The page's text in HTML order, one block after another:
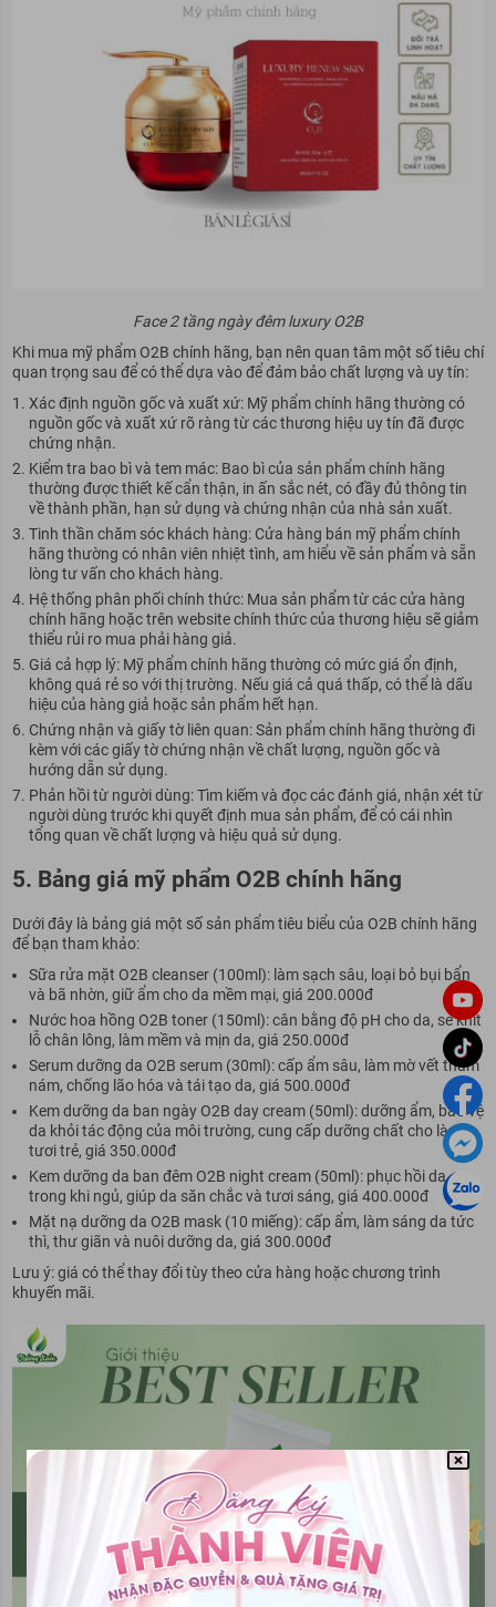
Face 2 tầng ngày đêm luxury O2B
Khi mua mỹ phẩm O2B chính hãng, bạn nên quan tâm một số tiêu chí
quan trọng sau để có thể dựa vào để đảm bảo chất lượng và uy tín:
Xác định nguồn gốc và xuất xứ: Mỹ phẩm chính hãng thường có
nguồn gốc và xuất xứ rõ ràng từ các thương hiệu uy tín đã được
chứng nhận.
Kiểm tra bao bì và tem mác: Bao bì của sản phẩm chính hãng
thường được thiết kế cẩn thận, in ấn sắc nét, có đầy đủ thông tin
về thành phần, hạn sử dụng và chứng nhận của nhà sản xuất.
Tinh thần chăm sóc khách hàng: Cửa hàng bán mỹ phẩm chính
hãng thường có nhân viên nhiệt tình, am hiểu về sản phẩm và sẵn
lòng tư vấn cho khách hàng.
Hệ thống phân phối chính thức: Mua sản phẩm từ các cửa hàng
chính hãng hoặc trên website chính thức của thương hiệu sẽ giảm
thiểu rủi ro mua phải hàng giả.
Giá cả hợp lý: Mỹ phẩm chính hãng thường có mức giá ổn định,
không quá rẻ so với thị trường. Nếu giá cả quá thấp, có thể là dấu
hiệu của hàng giả hoặc sản phẩm hết hạn.
Chứng nhận và giấy tờ liên quan: Sản phẩm chính hãng thường đi
kèm với các giấy tờ chứng nhận về chất lượng, nguồn gốc và
hướng dẫn sử dụng.
Phản hồi từ người dùng: Tìm kiếm và đọc các đánh giá, nhận xét từ
người dùng trước khi quyết định mua sản phẩm, để có cái nhìn
tổng quan về chất lượng và hiệu quả sử dụng.
5. Bảng giá mỹ phẩm O2B chính hãng
Dưới đây là bảng giá một số sản phẩm tiêu biểu của O2B chính hãng
để bạn tham khảo:
Sữa rửa mặt O2B cleanser (100ml): làm sạch sâu, loại bỏ bụi bẩn
và bã nhờn, giữ ẩm cho da mềm mại, giá 200.000đ
Nước hoa hồng O2B toner (150ml): cân bằng độ pH cho da, se khít
lỗ chân lông, làm mềm và mịn da, giá 250.000đ
Serum dưỡng da O2B serum (30ml): cấp ẩm sâu, làm mờ vết thâm
nám, chống lão hóa và tái tạo da, giá 500.000đ
Kem dưỡng da ban ngày O2B day cream (50ml): dưỡng ẩm, bảo vệ
da khỏi tác động của môi trường, cung cấp dưỡng chất cho làn da
tươi trẻ, giá 350.000đ
Kem dưỡng da ban đêm O2B night cream (50ml): phục hồi da
trong khi ngủ, giúp da săn chắc và tươi sáng, giá 400.000đ
Mặt nạ dưỡng da O2B mask (10 miếng): cấp ẩm, làm sáng da tức
thì, thư giãn và nuôi dưỡng da, giá 300.000đ
Lưu ý: giá có thể thay đổi tùy theo cửa hàng hoặc chương trình
khuyến mãi.